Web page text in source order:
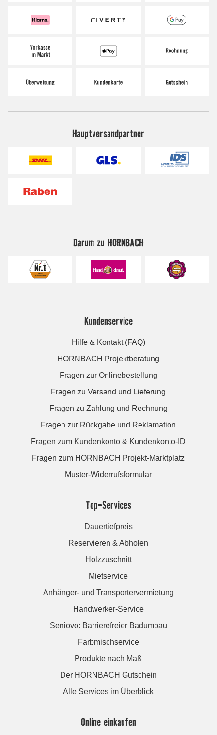
Hauptversandpartner
Darum zu HORNBACH
Kundenservice
Hilfe & Kontakt (FAQ)
HORNBACH Projektberatung
Fragen zur Onlinebestellung
Fragen zu Versand und Lieferung
Fragen zu Zahlung und Rechnung
Fragen zur Rückgabe und Reklamation
Fragen zum Kundenkonto & Kundenkonto-ID
Fragen zum HORNBACH Projekt-Marktplatz
Muster-Widerrufsformular
Top-Services
Dauertiefpreis
Reservieren & Abholen
Holzzuschnitt
Mietservice
Anhänger- und Transportervermietung
Handwerker-Service
Seniovo: Barrierefreier Badumbau
Farbmischservice
Produkte nach Maß
Der HORNBACH Gutschein
Alle Services im Überblick
Online einkaufen